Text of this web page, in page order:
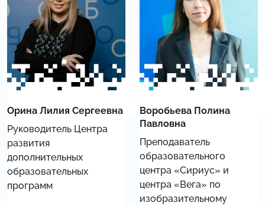
Орина Лилия Сергеевна
Руководитель Центра
развития
дополнительных
образовательных
программ
Воробьева Полина
Павловна
Преподаватель
образовательного
центра «Сириус» и
центра «Вега» по
изобразительному